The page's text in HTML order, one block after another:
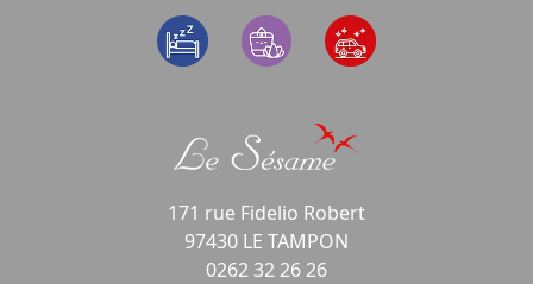
171 rue Fidelio Robert
97430 LE TAMPON
0262 32 26 26